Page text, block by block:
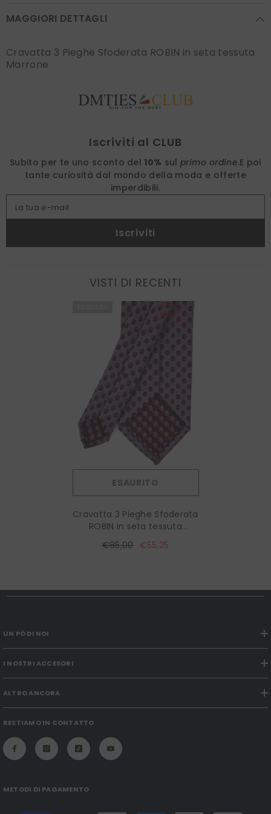
MAGGIORI DETTAGLI
Cravatta 3 Pieghe Sfoderata ROBIN in seta tessuta
Marrone
Iscriviti al CLUB
Subito per te uno sconto del 10% sulprimo ordine.E poi
tante curiosità dal mondo della moda e offerte
imperdibili.
La tua e-mail
Iscriviti
VISTI DI RECENTI
ESAURITO
Cravatta 3 Pieghe Sfoderata
ROBIN in seta tessuta
Marrone
€85,00 €55,25
UN PÒ DI NOI
I NOSTRI ACCESORI
ALTRO ANCORA
RESTIAMO IN CONTATTO
METODI DI PAGAMENTO
Modalità